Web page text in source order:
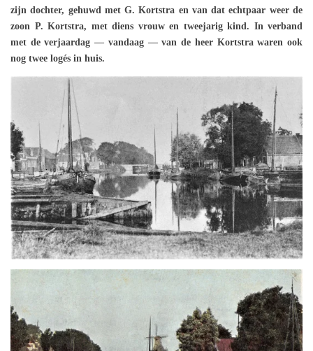
zijn dochter, gehuwd met G. Kortstra en van dat echtpaar weer de
zoon P. Kortstra, met diens vrouw en tweejarig kind. In verband
met de verjaardag — vandaag — van de heer Kortstra waren ook
nog twee logés in huis.